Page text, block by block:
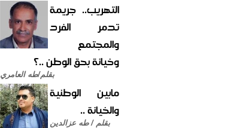
التهريب.. جريمة
تدمر الفرد
والمجتمع
وخيانة بحق الوطن ..؟
بقلم/طه العامري
مابين الوطنية
والخيانة ..
بقلم / طه عزالدين